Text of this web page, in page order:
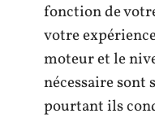
fonction de
votre
moteur et le
nécessaire sont
pourtant ils